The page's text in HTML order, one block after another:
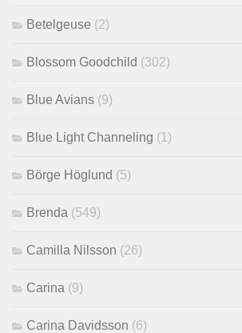
Betelgeuse (2)
Blossom Goodchild (302)
Blue Avians (9)
Blue Light Channeling (1)
Börge Höglund (5)
Brenda (549)
Camilla Nilsson (26)
Carina (9)
Carina Davidsson (6)